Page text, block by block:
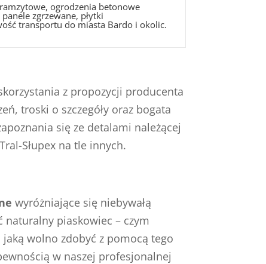
ogrodzenia betonowe
zgrzewane, płytki
transportu do miasta Bardo i okolic.
z propozycji producenta
troski o szczegóły oraz bogata
się ze detalami należącej
Słupex na tle innych.
wyróżniające się niebywałą
piaskowiec – czym
wolno zdobyć z pomocą tego
w naszej profesjonalnej